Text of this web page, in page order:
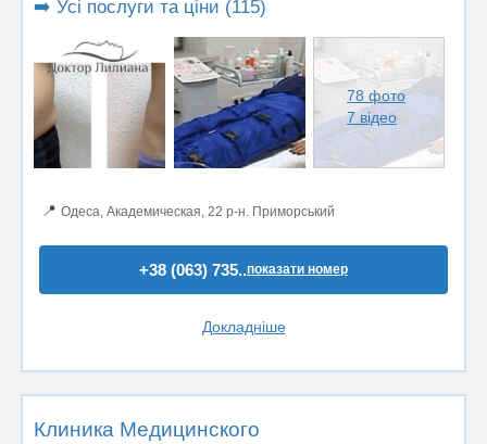
➡️ Усі послуги та ціни (115)
78 фото
7 відео
📍 Одеса, Академическая, 22 р-н. Приморський
+38 (063) 735..показати номер
Докладніше
Клиника Медицинского